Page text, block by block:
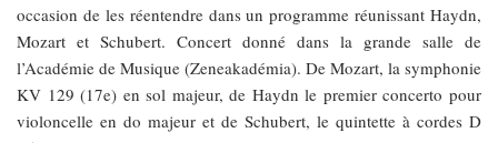
occasion de les réentendre dans un programme réunissant Haydn,
Mozart et Schubert. Concert donné dans la grande salle de
l’Académie de Musique (Zeneakadémia). De Mozart, la symphonie
KV 129 (17e) en sol majeur, de Haydn le premier concerto pour
violoncelle en do majeur et de Schubert, le quintette à cordes D